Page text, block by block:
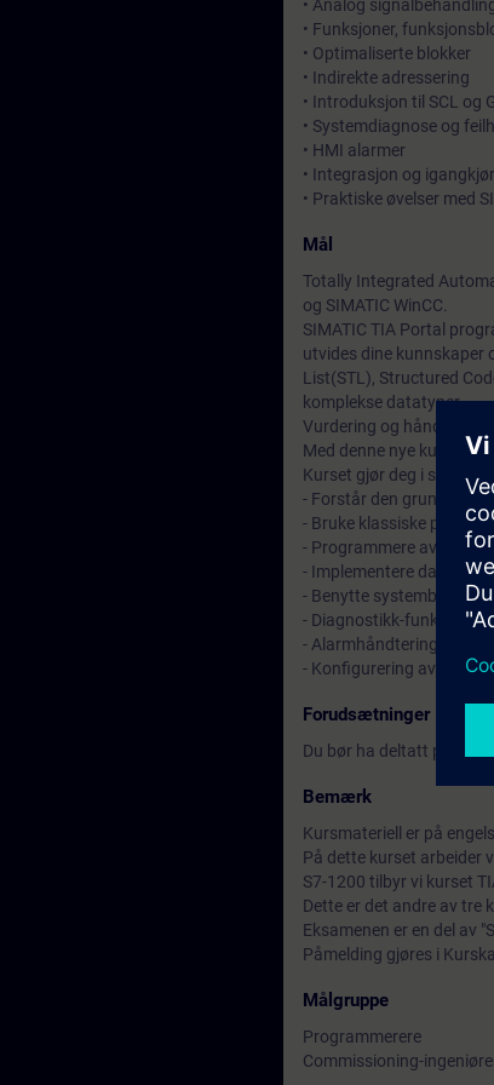
• Analog
• Funksjoner,
• Optimaliserte blokker
• Indirekte adressering
• Introduksjon til SCL og
• Systemdiagnose og
• HMI alarmer
• Integrasjon og
• Praktiske øvelser med
Mål
Totally Integrated
og SIMATIC WinCC.
SIMATIC TIA Portal
utvides dine kunnskaper
List(STL), Structured
komplekse datatyper.
Vurdering og håndtering
Med denne nye
Kurset gjør deg i stand til
- Forstår den
- Bruke klassiske
- Programmere
- Implementere
- Benytte systemblokker
- Diagnostikk-funksoner
- Alarmhåndtering i HMI
- Konfigurering av
Forudsætninger
Du bør ha deltatt på TIA
Bemærk
Kursmateriell er på
På dette kurset arbeider
S7-1200 tilbyr vi kurset
Dette er det andre av tre
Eksamenen er en del av
Påmelding gjøres i
Målgruppe
Programmerere
Commissioning-